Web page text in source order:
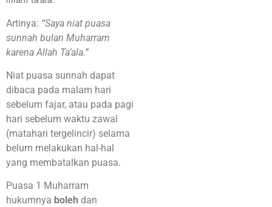
Artinya: “Saya niat puasa
sunnah bulan Muharram
karena Allah Ta’ala.”
Niat puasa sunnah dapat
dibaca pada malam hari
sebelum fajar, atau pada pagi
hari sebelum waktu zawal
(matahari tergelincir) selama
belum melakukan hal-hal
yang membatalkan puasa.
Puasa 1 Muharram
hukumnya boleh dan